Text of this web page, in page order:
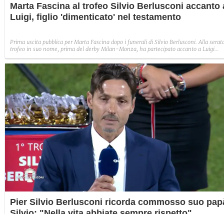
Marta Fascina al trofeo Silvio Berlusconi accanto
Luigi, figlio 'dimenticato' nel testamento
Prima uscita pubblica per Marta Fascina dopo i funerali di Silvio Berlusconi. Alla
trofeo in suo nome, prima del derby Milan-Monza, ha partecipato accanto a Luigi
questa vicinanza è stata funzionale per spazzare via le voci sulle loro presunte
Pier Silvio Berlusconi ricorda commosso suo